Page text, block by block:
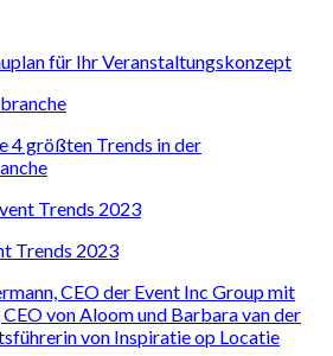
für Ihr Veranstaltungskonzept
4 größten Trends in der
Trends 2023